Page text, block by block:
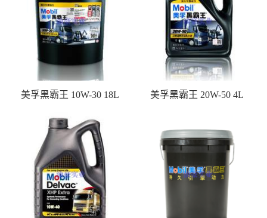
美孚黑霸王 10W-30 18L 美孚黑霸王 20W-50 4L